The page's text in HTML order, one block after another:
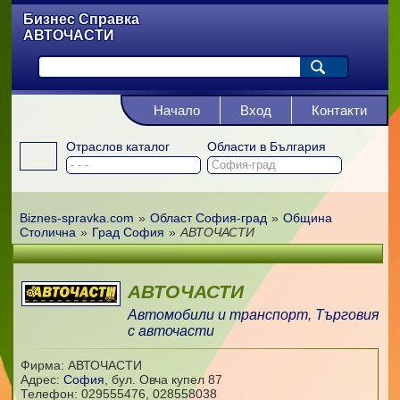
Бизнес Справка
АВТОЧАСТИ
Отраслов каталог Области в България
Начало Вход Контакти
Biznes-spravka.com » Област София-град » Община
Столична » Град София » АВТОЧАСТИ
АВТОЧАСТИ
Автомобили и транспорт, Търговия
с авточасти
Фирма: АВТОЧАСТИ
Адрес: София бул. Овча купел 87
Телефон: 029555476, 028558038